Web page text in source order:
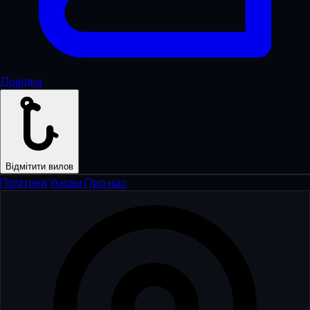
Довідка
Відмітити вилов
ПолітикаУмовиПро нас